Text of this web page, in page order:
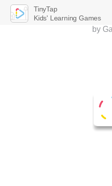
TinyTap
Kids' Learning Games